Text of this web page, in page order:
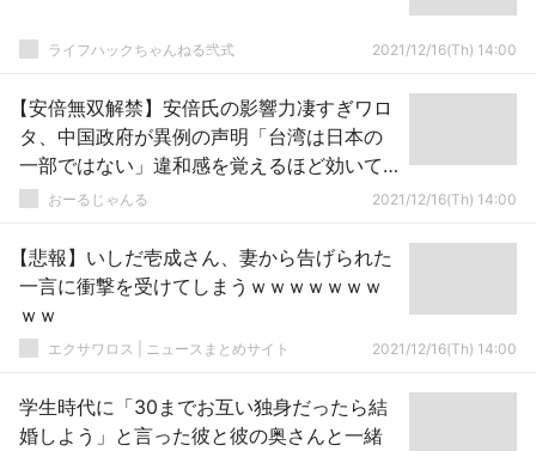
ライフハックちゃんねる弐式 2021/12/16(Th) 14:00
【安倍無双解禁】安倍氏の影響力凄すぎワロ
タ、中国政府が異例の声明「台湾は日本の
一部ではない」違和感を覚えるほど効いて
いる模様
おーるじゃんる 2021/12/16(Th) 14:00
【悲報】いしだ壱成さん、妻から告げられた
一言に衝撃を受けてしまうｗｗｗｗｗｗｗ
ｗｗ
エクサワロス | ニュースまとめサイト 2021/12/16(Th) 14:00
学生時代に「30までお互い独身だったら結
婚しよう」と言った彼と彼の奥さんと一緒